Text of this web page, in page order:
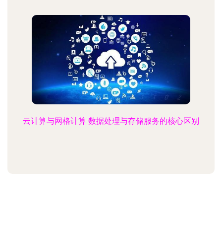
云计算与网格计算 数据处理与存储服务的核心区别